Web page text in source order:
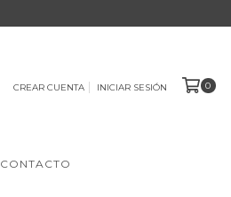
CREAR CUENTA INICIAR SESIÓN 0
CONTACTO